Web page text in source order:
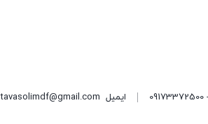
ایمیل tavasolimdf@gmail.com